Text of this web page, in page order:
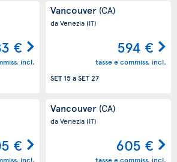
€
incl.
Vancouver (CA)
da Venezia(IT)
594 €
tasse e commiss. incl.
SET 15aSET 27
€
incl.
Vancouver (CA)
da Venezia(IT)
605 €
tasse e commiss. incl.